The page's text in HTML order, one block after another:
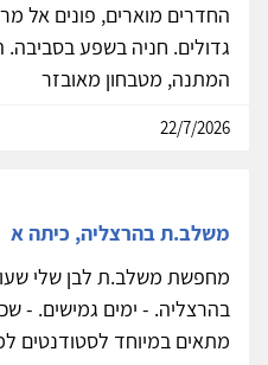
החדרים מוארים, פונים אל
גדולים. חניה בשפע בסביבה.
המתנה, מטבחון מאובזר
22/7/2026
משלב.ת בהרצליה, כיתה א
מחפשת משלב.ת לבן שלי
בהרצליה. - ימים גמישים. -
מתאים במיוחד לסטודנטים